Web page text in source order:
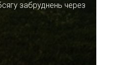
забруднень через